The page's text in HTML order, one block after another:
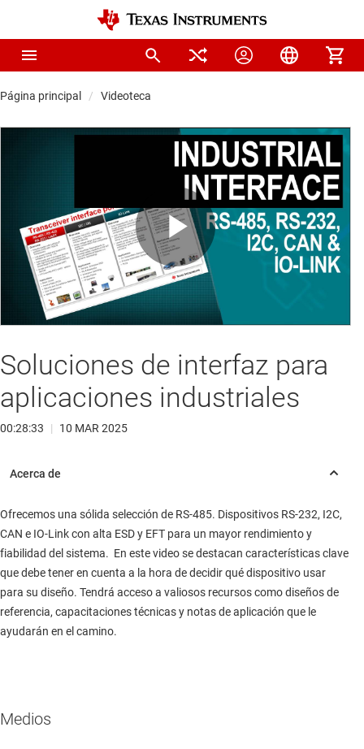
Página principal Videoteca
Play
Video
Soluciones de interfaz para
aplicaciones industriales
00:28:33 | 10 MAR 2025
Ofrecemos una sólida selección de RS-485. Dispositivos RS-232, I2C,
CAN e IO-Link con alta ESD y EFT para un mayor rendimiento y
fiabilidad del sistema. En este video se destacan características clave
que debe tener en cuenta a la hora de decidir qué dispositivo usar
para su diseño. Tendrá acceso a valiosos recursos como diseños de
referencia, capacitaciones técnicas y notas de aplicación que le
ayudarán en el camino.
Medios